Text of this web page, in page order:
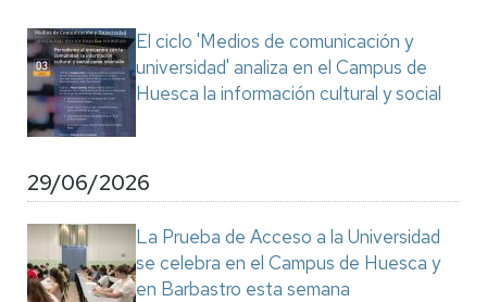
El ciclo 'Medios de comunicación y
universidad' analiza en el Campus de
Huesca la información cultural y social
29/06/2026
La Prueba de Acceso a la Universidad
se celebra en el Campus de Huesca y
en Barbastro esta semana